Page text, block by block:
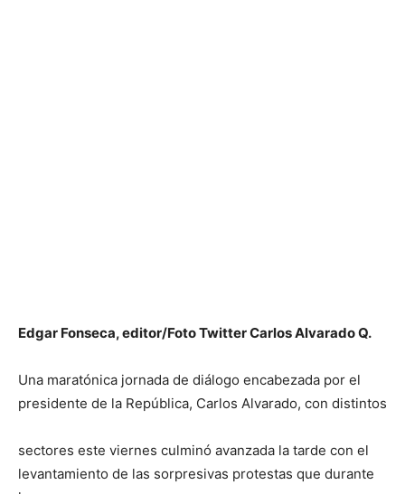
Edgar Fonseca, editor/Foto Twitter Carlos Alvarado Q.
Una maratónica jornada de diálogo encabezada por el
presidente de la República, Carlos Alvarado, con distintos
sectores este viernes culminó avanzada la tarde con el
levantamiento de las sorpresivas protestas que durante